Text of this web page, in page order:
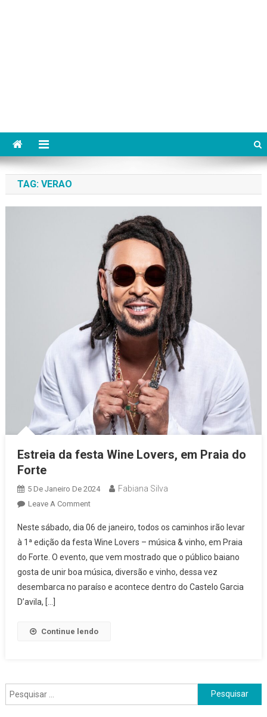
TAG: VERAO
Estreia da festa Wine Lovers, em Praia do
Forte
5 De Janeiro De 2024 Fabiana Silva
Leave A CommentOn
Da
Festa
Wine
Lovers,
Em
Forte
Neste sábado, dia 06 de janeiro, todos os caminhos irão levar
à 1ª edição da festa Wine Lovers – música & vinho, em Praia
do Forte. O evento, que vem mostrado que o público baiano
gosta de unir boa música, diversão e vinho, dessa vez
desembarca no paraíso e acontece dentro do Castelo Garcia
D’avila, […]
Continue lendo
Pesquisar
por: